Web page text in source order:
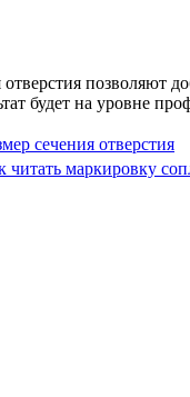
позволяют
будет на уровне
сечения отверстия
читать маркировку